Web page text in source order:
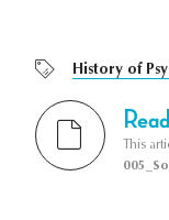
History of
This